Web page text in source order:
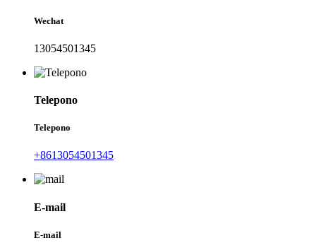
Wechat
13054501345
Telepono
Telepono
+8613054501345
E-mail
E-mail